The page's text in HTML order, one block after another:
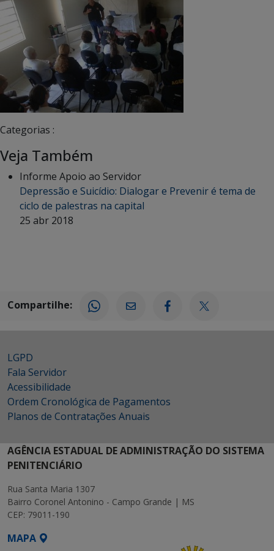
Categorias :
Veja Também
Informe Apoio ao Servidor
Depressão e Suicídio: Dialogar e Prevenir é tema de
ciclo de palestras na capital
25 abr 2018
Compartilhe:
LGPD
Fala Servidor
Acessibilidade
Ordem Cronológica de Pagamentos
Planos de Contratações Anuais
AGÊNCIA ESTADUAL DE ADMINISTRAÇÃO DO SISTEMA
PENITENCIÁRIO
Rua Santa Maria 1307
Bairro Coronel Antonino - Campo Grande | MS
CEP: 79011-190
MAPA